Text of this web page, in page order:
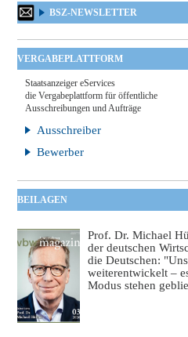
BSZ-NEWSLETTER
VERGABEPLATTFORM
Staatsanzeiger eServices
die Vergabeplattform für öffentliche
Ausschreibungen und Aufträge
Ausschreiber
Bewerber
BEILAGEN
Prof. Dr. Michael
der deutschen
die Deutschen:
weiterentwickelt –
Modus stehen